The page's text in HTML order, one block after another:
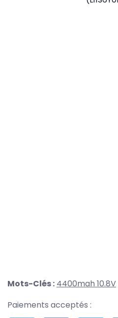
Mots-Clés : 4400mah 10.8V
Paiements acceptés :